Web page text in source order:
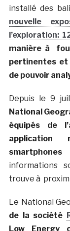
installé des
nouvelle
l’exploration:
manière à
pertinentes et
de pouvoir
Depuis le 9
National
équipés de
application
informations
trouve à
Le National
de la société
Low Energy